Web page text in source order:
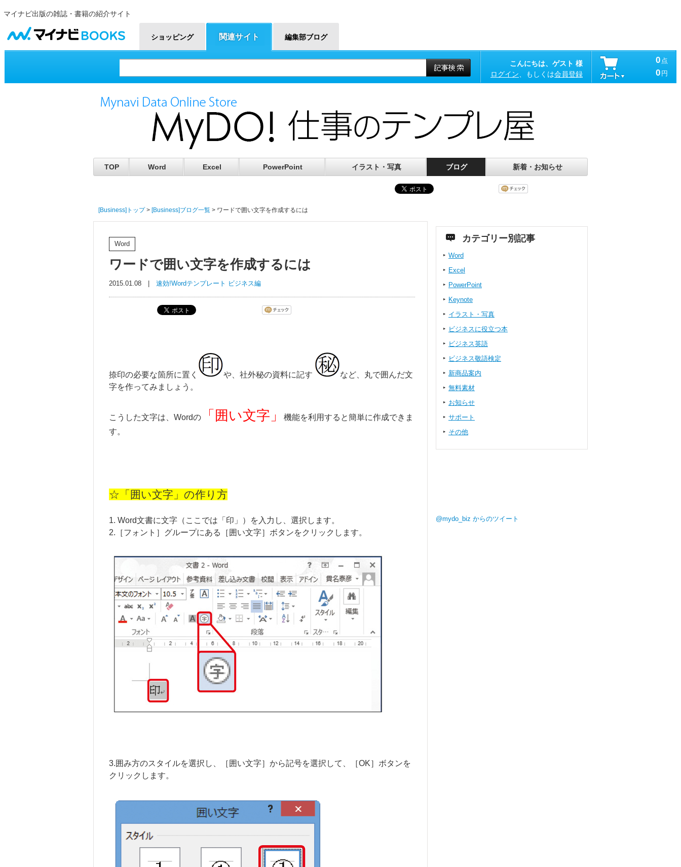
マイナビ出版の雑誌・書籍の紹介サイト
マイナビBOOKS
ショッピング 関連サイト 編集部ブログ
こんにちは、ゲスト 様
ログイン 、もしくは会員登録
0 点
0 円
TOP Word Excel PowerPoint イラスト・写真 ブログ 新着・お知らせ
[Business]トップ> [Business]ブログ一覧 > ワードで囲い文字を作成するには
Word
ワードで囲い文字を作成するには
2015.01.08 | 速効!Wordテンプレート ビジネス編
捺印の必要な箇所に置く や、社外秘の資料に記す
など、丸で囲んだ文
字を作ってみましょう。
こうした文字は、Wordの 「囲い文字」
機能を利用すると簡単に作成できま
す。
☆「囲い文字」の作り方
1. Word文書に文字（ここでは「印」）を入力し、選択します。
2.［フォント］グループにある［囲い文字］ボタンをクリックします。
3.囲み方のスタイルを選択し、［囲い文字］から記号を選択して、［OK］ボタンを
クリックします。
カテゴリー別記事
Word
Excel
PowerPoint
Keynote
イラスト・写真
ビジネスに役立つ本
ビジネス英語
ビジネス敬語検定
新商品案内
無料素材
お知らせ
サポート
その他
@mydo_biz からのツイート